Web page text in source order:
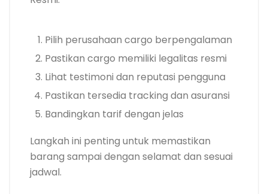
Pilih perusahaan cargo berpengalaman
Pastikan cargo memiliki legalitas resmi
Lihat testimoni dan reputasi pengguna
Pastikan tersedia tracking dan asuransi
Bandingkan tarif dengan jelas
Langkah ini penting untuk memastikan
barang sampai dengan selamat dan sesuai
jadwal.